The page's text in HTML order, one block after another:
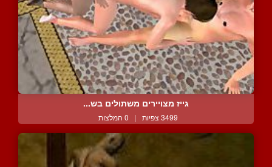
גייז מצויירים משתולים בש...
3499 צפיות | 0 המלצות